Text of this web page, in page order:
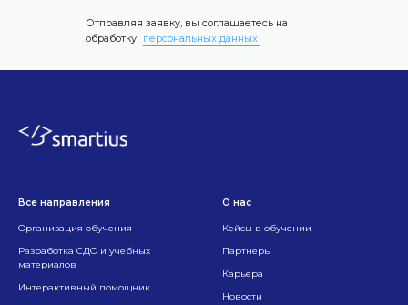
Отправляя заявку, вы соглашаетесь на
обработку персональных данных
Все направления
Организация обучения
Разработка СДО и учебных
материалов
Интерактивный помощник
О нас
Кейсы в обучении
Партнеры
Карьера
Новости